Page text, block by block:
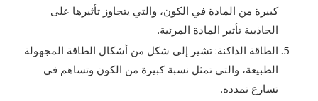
كبيرة من المادة في الكون، والتي يتجاوز تأثيرها على
الجاذبية تأثير المادة المرئية.
الطاقة الداكنة: تشير إلى شكل من أشكال الطاقة المجهولة
الطبيعة، والتي تمثل نسبة كبيرة من الكون وتساهم في
تسارع تمدده.